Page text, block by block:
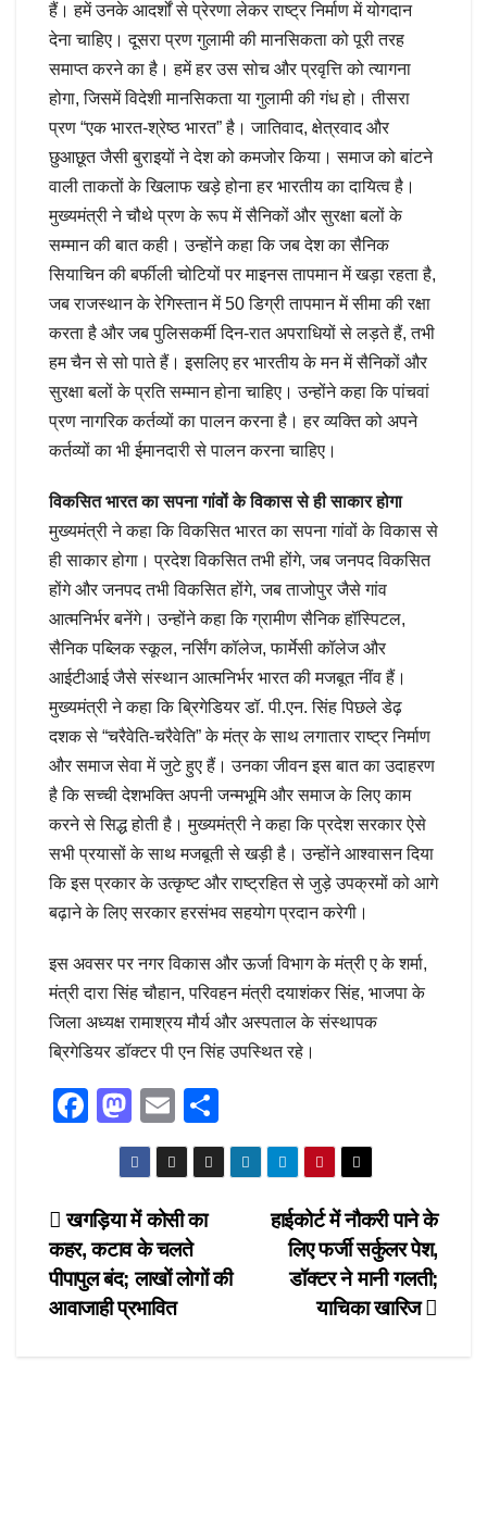
हैं। हमें उनके आदर्शों से प्रेरणा लेकर राष्ट्र निर्माण में योगदान
देना चाहिए। दूसरा प्रण गुलामी की मानसिकता को पूरी तरह
समाप्त करने का है। हमें हर उस सोच और प्रवृत्ति को त्यागना
होगा, जिसमें विदेशी मानसिकता या गुलामी की गंध हो। तीसरा
प्रण “एक भारत-श्रेष्ठ भारत” है। जातिवाद, क्षेत्रवाद और
छुआछूत जैसी बुराइयों ने देश को कमजोर किया। समाज को बांटने
वाली ताकतों के खिलाफ खड़े होना हर भारतीय का दायित्व है।
मुख्यमंत्री ने चौथे प्रण के रूप में सैनिकों और सुरक्षा बलों के
सम्मान की बात कही। उन्होंने कहा कि जब देश का सैनिक
सियाचिन की बर्फीली चोटियों पर माइनस तापमान में खड़ा रहता है,
जब राजस्थान के रेगिस्तान में 50 डिग्री तापमान में सीमा की रक्षा
करता है और जब पुलिसकर्मी दिन-रात अपराधियों से लड़ते हैं, तभी
हम चैन से सो पाते हैं। इसलिए हर भारतीय के मन में सैनिकों और
सुरक्षा बलों के प्रति सम्मान होना चाहिए। उन्होंने कहा कि पांचवां
प्रण नागरिक कर्तव्यों का पालन करना है। हर व्यक्ति को अपने
कर्तव्यों का भी ईमानदारी से पालन करना चाहिए।
विकसित भारत का सपना गांवों के विकास से ही साकार होगा
मुख्यमंत्री ने कहा कि विकसित भारत का सपना गांवों के विकास से
ही साकार होगा। प्रदेश विकसित तभी होंगे, जब जनपद विकसित
होंगे और जनपद तभी विकसित होंगे, जब ताजोपुर जैसे गांव
आत्मनिर्भर बनेंगे। उन्होंने कहा कि ग्रामीण सैनिक हॉस्पिटल,
सैनिक पब्लिक स्कूल, नर्सिंग कॉलेज, फार्मेसी कॉलेज और
आईटीआई जैसे संस्थान आत्मनिर्भर भारत की मजबूत नींव हैं।
मुख्यमंत्री ने कहा कि ब्रिगेडियर डॉ. पी.एन. सिंह पिछले डेढ़
दशक से “चरैवेति-चरैवेति” के मंत्र के साथ लगातार राष्ट्र निर्माण
और समाज सेवा में जुटे हुए हैं। उनका जीवन इस बात का उदाहरण
है कि सच्ची देशभक्ति अपनी जन्मभूमि और समाज के लिए काम
करने से सिद्ध होती है। मुख्यमंत्री ने कहा कि प्रदेश सरकार ऐसे
सभी प्रयासों के साथ मजबूती से खड़ी है। उन्होंने आश्वासन दिया
कि इस प्रकार के उत्कृष्ट और राष्ट्रहित से जुड़े उपक्रमों को आगे
बढ़ाने के लिए सरकार हरसंभव सहयोग प्रदान करेगी।
इस अवसर पर नगर विकास और ऊर्जा विभाग के मंत्री ए के शर्मा,
मंत्री दारा सिंह चौहान, परिवहन मंत्री दयाशंकर सिंह, भाजपा के
जिला अध्यक्ष रामाश्रय मौर्य और अस्पताल के संस्थापक
ब्रिगेडियर डॉक्टर पी एन सिंह उपस्थित रहे।
F
e
b
o
o
M
a
st
o
d
o
n
E
m
ail
h
ar
Post
navigation
हाईकोर्ट में नौकरी पाने के
लिए फर्जी सर्कुलर पेश,
डॉक्टर ने मानी गलती;
याचिका खारिज
खगड़िया में कोसी का
कहर, कटाव के चलते
पीपापुल बंद; लाखों लोगों की
आवाजाही प्रभावित